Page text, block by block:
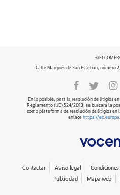
Calle Marqués de San Esteban, número
En lo posible, para la resolución de litigios
Reglamento (UE) 524/2013, se buscará la
como plataforma de resolución de litigios en
enlace https://
Contactar Aviso legal
Publicidad
Mapa web